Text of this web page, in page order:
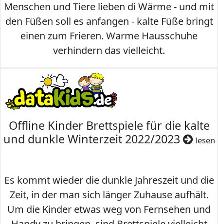
Menschen und Tiere lieben di Wärme - und mit
den Füßen soll es anfangen - kalte Füße bringt
einen zum Frieren. Warme Hausschuhe
verhindern das vielleicht.
Offline Kinder Brettspiele für die kalte
und dunkle Winterzeit 2022/2023
lesen
Es kommt wieder die dunkle Jahreszeit und die
Zeit, in der man sich länger Zuhause aufhält.
Um die Kinder etwas weg von Fernsehen und